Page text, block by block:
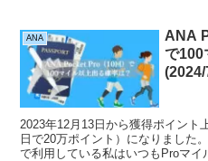
ANA
ANA
で100
2023年12月13日から獲得ポイント
日で20万ポイント）になりました
で利用している私はいつもProマイ